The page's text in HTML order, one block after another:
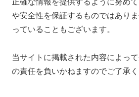
正確な情報を提供するように努め
や安全性を保証するものではあり
っていることもございます。
当サイトに掲載された内容によっ
の責任を負いかねますのでご了承く